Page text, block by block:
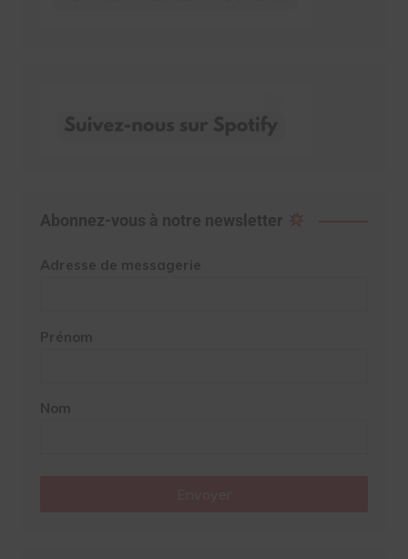
Abonnez-vous à notre newsletter
Adresse de messagerie
Prénom
Nom